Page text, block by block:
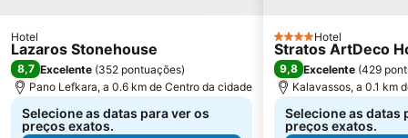
Hotel
Lazaros Stonehouse
8,7 Excelente (352 pontuações)
Pano Lefkara, a 0.6 km de Centro da cidade
Selecione as datas para ver os
preços exatos.
4 Estrelas
Hotel
Stratos ArtDeco
9,8 Excelente (429
Kalavassos, a 0.1 km
Selecione as datas
preços exatos.